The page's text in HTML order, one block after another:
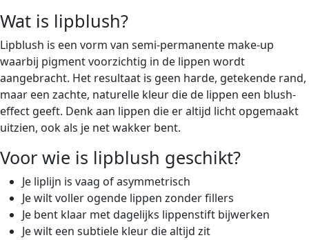
Wat is lipblush?
Lipblush is een vorm van semi-permanente make-up
waarbij pigment voorzichtig in de lippen wordt
aangebracht. Het resultaat is geen harde, getekende rand,
maar een zachte, naturelle kleur die de lippen een blush-
effect geeft. Denk aan lippen die er altijd licht opgemaakt
uitzien, ook als je net wakker bent.
Voor wie is lipblush geschikt?
Je liplijn is vaag of asymmetrisch
Je wilt voller ogende lippen zonder fillers
Je bent klaar met dagelijks lippenstift bijwerken
Je wilt een subtiele kleur die altijd zit